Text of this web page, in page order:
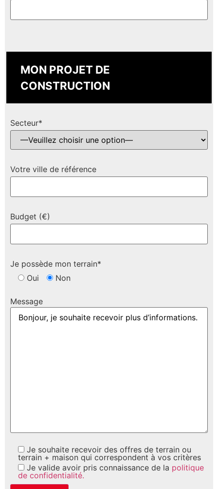
MON PROJET DE
CONSTRUCTION
Secteur*
Votre ville de référence
Budget (€)
Je possède mon terrain*
Oui
Non
Message
Je souhaite recevoir des offres de terrain ou
terrain + maison qui correspondent à vos critères
Je valide avoir pris connaissance de la politique
de confidentialité.